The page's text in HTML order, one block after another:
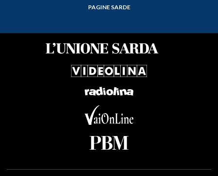
PAGINE SARDE